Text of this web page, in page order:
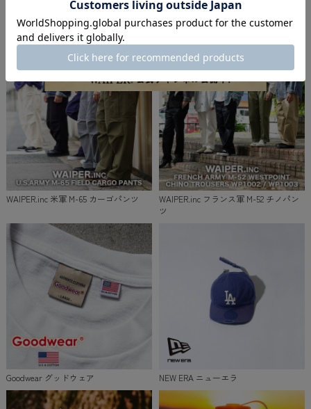
WAIPER.inc 米軍 M-51 カーゴパンツ
WAIPER.inc フランス軍 M-47 カーゴパ
WAIPER.inc 米軍 M-65 カーゴパンツ
WAIPER.inc フランス軍 M-52 チノパン
ツ
Goodwear グッドウェア NEW ERA ニューエラ